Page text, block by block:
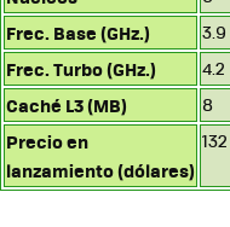
Frec. Base (GHz.) 3.9
Frec. Turbo (GHz.) 4.2
Caché L3 (MB) 8
Precio en
lanzamiento (dólares)
132